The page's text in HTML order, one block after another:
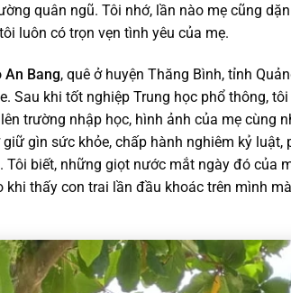
quân ngũ. Tôi nhớ, lần nào mẹ cũng
luôn có trọn vẹn tình yêu của mẹ.
An Bang, quê ở huyện Thăng Bình, tỉnh
Sau khi tốt nghiệp Trung học phổ thông,
trường nhập học, hình ảnh của mẹ cùng
gìn sức khỏe, chấp hành nghiêm kỷ luật,
biết, những giọt nước mắt ngày đó của
thấy con trai lần đầu khoác trên mình